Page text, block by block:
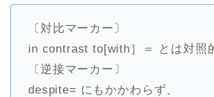
〔対比マーカー〕
in contrast to[with］＝ とは対照
〔逆接マーカー〕
despite= にもかかわらず、